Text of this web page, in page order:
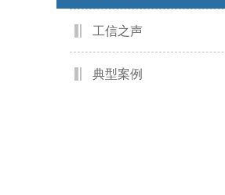
工信之声
典型案例